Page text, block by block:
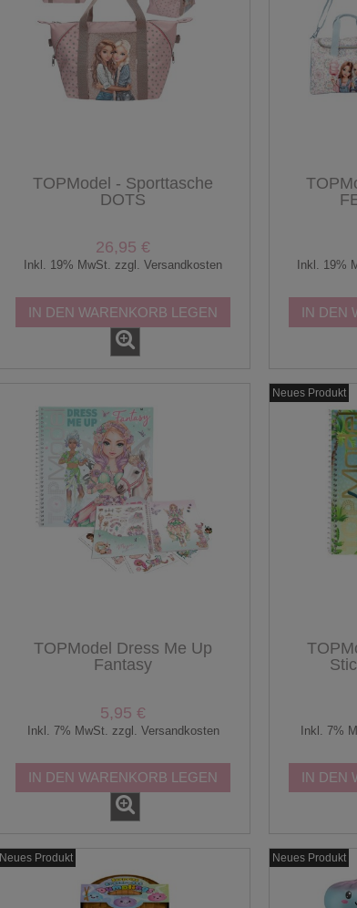
TOPModel - Sporttasche
DOTS
26,95 €
Inkl. 19% MwSt. zzgl. Versandkosten
IN DEN WARENKORB LEGEN
Inkl. 19%
IN DEN
TOPModel Dress Me Up
Fantasy
5,95 €
Inkl. 7% MwSt. zzgl. Versandkosten
IN DEN WARENKORB LEGEN
Inkl. 7%
IN DEN
Neues Produkt
Neues Produkt Neues Produkt